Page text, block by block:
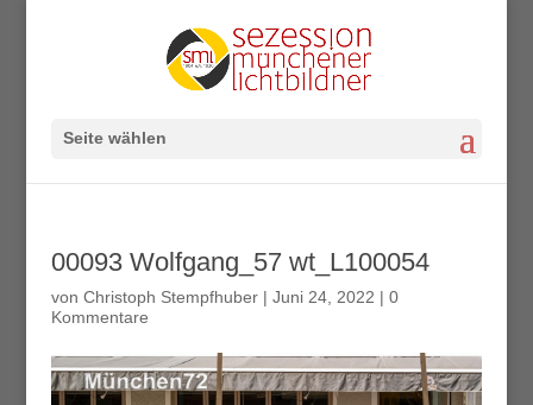
Seite wählen
00093 Wolfgang_57 wt_L100054
von Christoph Stempfhuber| Juni 24, 2022 | 0
Kommentare